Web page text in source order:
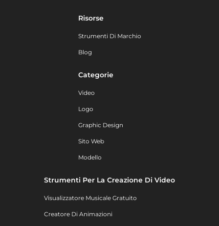
Risorse
Strumenti Di Marchio
Blog
Categorie
Video
Logo
Graphic Design
Sito Web
Modello
Strumenti Per La Creazione Di Video
Visualizzatore Musicale Gratuito
Creatore Di Animazioni